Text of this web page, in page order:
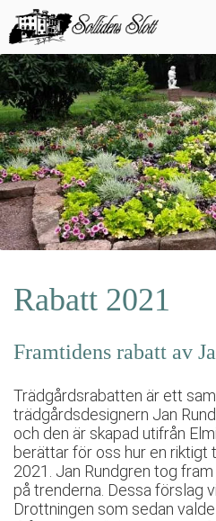
Rabatt 2021
Framtidens rabatt av
Trädgårdsrabatten är ett
trädgårdsdesignern Jan
och den är skapad utifrån
berättar för oss hur en riktigt
2021. Jan Rundgren tog
på trenderna. Dessa förslag
Drottningen som sedan